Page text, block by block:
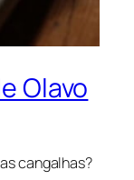
Olavo
cangalhas?